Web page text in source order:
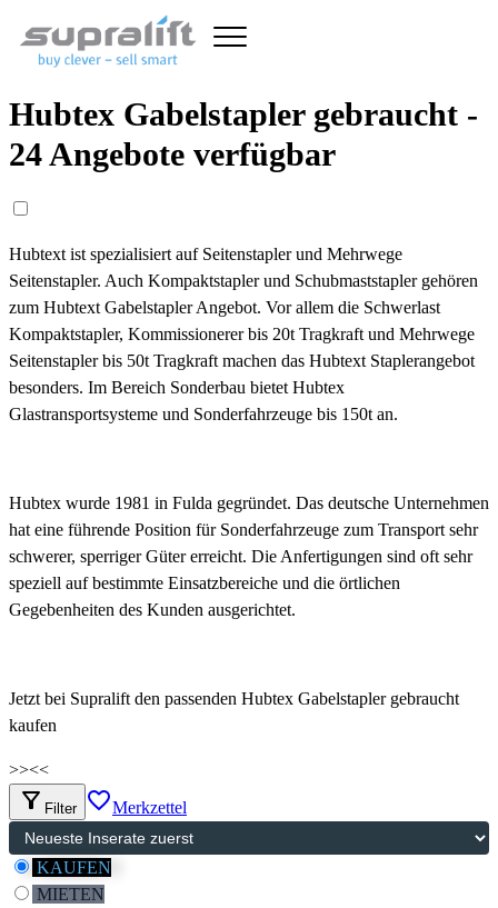
Hubtex Gabelstapler gebraucht -
24 Angebote verfügbar
Hubtext ist spezialisiert auf Seitenstapler und Mehrwege
Seitenstapler. Auch Kompaktstapler und Schubmaststapler gehören
zum Hubtext Gabelstapler Angebot. Vor allem die Schwerlast
Kompaktstapler, Kommissionerer bis 20t Tragkraft und Mehrwege
Seitenstapler bis 50t Tragkraft machen das Hubtext Staplerangebot
besonders. Im Bereich Sonderbau bietet Hubtex
Glastransportsysteme und Sonderfahrzeuge bis 150t an.
Hubtex wurde 1981 in Fulda gegründet. Das deutsche Unternehmen
hat eine führende Position für Sonderfahrzeuge zum Transport sehr
schwerer, sperriger Güter erreicht. Die Anfertigungen sind oft sehr
speziell auf bestimmte Einsatzbereiche und die örtlichen
Gegebenheiten des Kunden ausgerichtet.
Jetzt bei Supralift den passenden Hubtex Gabelstapler gebraucht
kaufen
>><<
filter_alt Filter favorite_borderMerkzettel
KAUFEN
MIETEN